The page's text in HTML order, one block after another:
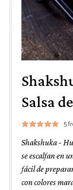
Salsa
5
Shakshuka -
se escalfan en
fácil de
con colores